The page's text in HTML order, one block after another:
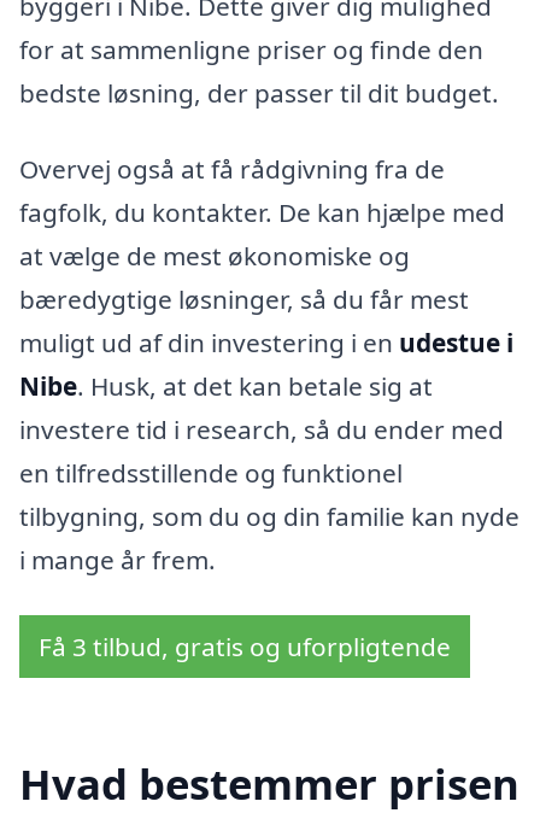
for at sammenligne priser og finde den
bedste løsning, der passer til dit budget.
Overvej også at få rådgivning fra de
fagfolk, du kontakter. De kan hjælpe med
at vælge de mest økonomiske og
bæredygtige løsninger, så du får mest
muligt ud af din investering i en udestue i
Nibe. Husk, at det kan betale sig at
investere tid i research, så du ender med
en tilfredsstillende og funktionel
tilbygning, som du og din familie kan nyde
i mange år frem.
Få 3 tilbud, gratis og uforpligtende
Hvad bestemmer prisen